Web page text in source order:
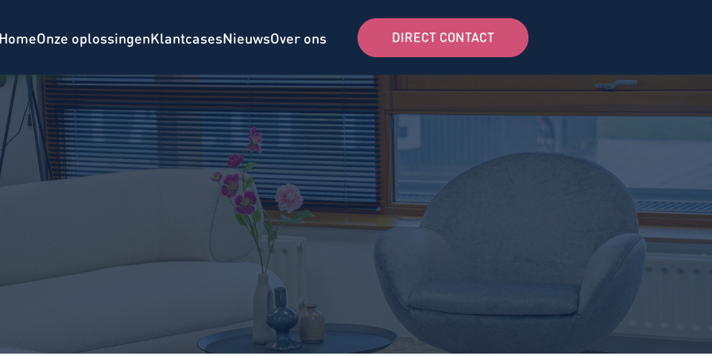
Onze oplossingenKlantcasesNieuwsOver ons DIRECT CONTACT
e